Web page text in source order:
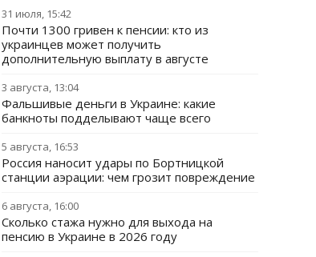
31 июля, 15:42
Почти 1300 гривен к пенсии: кто из
украинцев может получить
дополнительную выплату в августе
3 августа, 13:04
Фальшивые деньги в Украине: какие
банкноты подделывают чаще всего
5 августа, 16:53
Россия наносит удары по Бортницкой
станции аэрации: чем грозит повреждение
6 августа, 16:00
Сколько стажа нужно для выхода на
пенсию в Украине в 2026 году